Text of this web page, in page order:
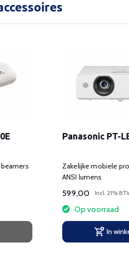
Panasonic PT-
Zakelijke mobiele
ANSI lumens
599,00 Incl. 21%
Op voorraad
In